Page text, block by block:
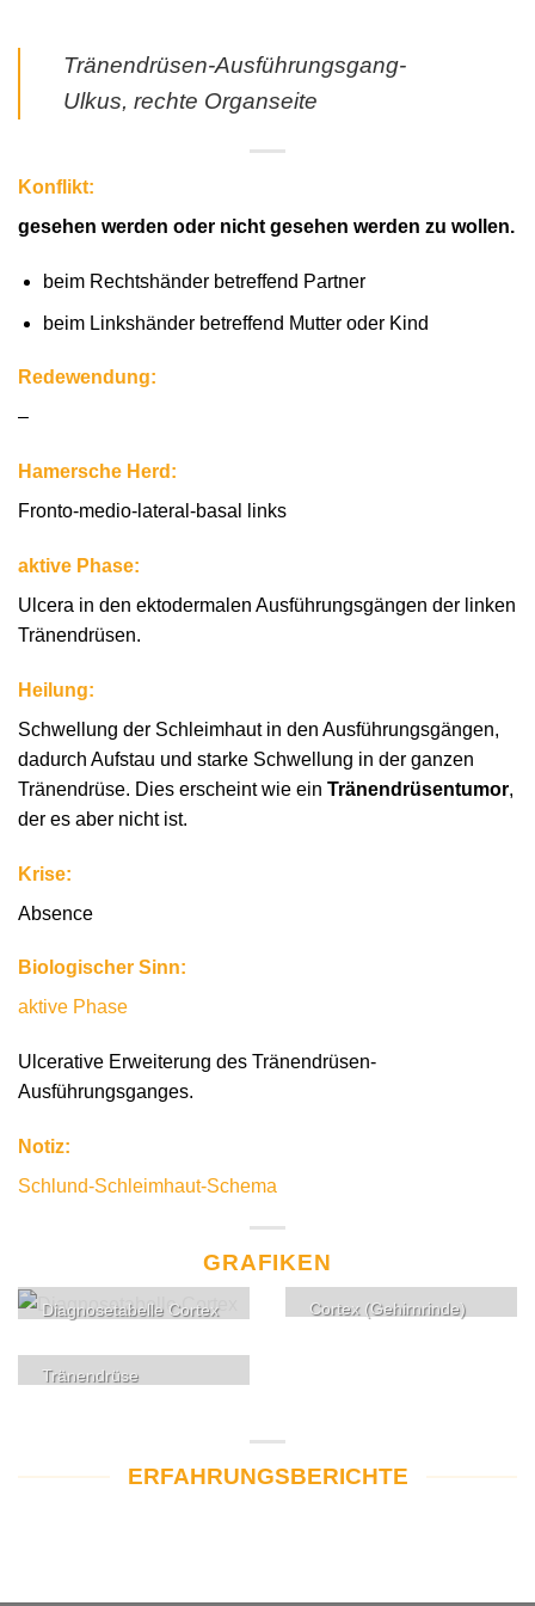
Tränendrüsen-Ausführungsgang-
Ulkus, rechte Organseite
Konflikt:
gesehen werden oder nicht gesehen werden zu wollen.
beim Rechtshänder betreffend Partner
beim Linkshänder betreffend Mutter oder Kind
Redewendung:
–
Hamersche Herd:
Fronto-medio-lateral-basal links
aktive Phase:
Ulcera in den ektodermalen Ausführungsgängen der linken
Tränendrüsen.
Heilung:
Schwellung der Schleimhaut in den Ausführungsgängen,
dadurch Aufstau und starke Schwellung in der ganzen
Tränendrüse. Dies erscheint wie ein Tränendrüsentumor,
der es aber nicht ist.
Krise:
Absence
Biologischer Sinn:
aktive Phase
Ulcerative Erweiterung des Tränendrüsen-
Ausführungsganges.
Notiz:
Schlund-Schleimhaut-Schema
GRAFIKEN
Diagnosetabelle Cortex Cortex (Gehirnrinde)
Tränendrüse
ERFAHRUNGSBERICHTE